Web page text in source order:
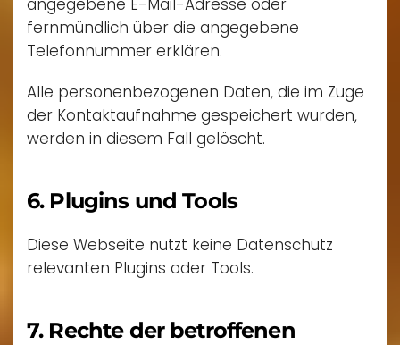
angegebene E-Mail-Adresse oder
fernmündlich über die angegebene
Telefonnummer erklären.
Alle personenbezogenen Daten, die im Zuge
der Kontaktaufnahme gespeichert wurden,
werden in diesem Fall gelöscht.
6. Plugins und Tools
Diese Webseite nutzt keine Datenschutz
relevanten Plugins oder Tools.
7. Rechte der betroffenen